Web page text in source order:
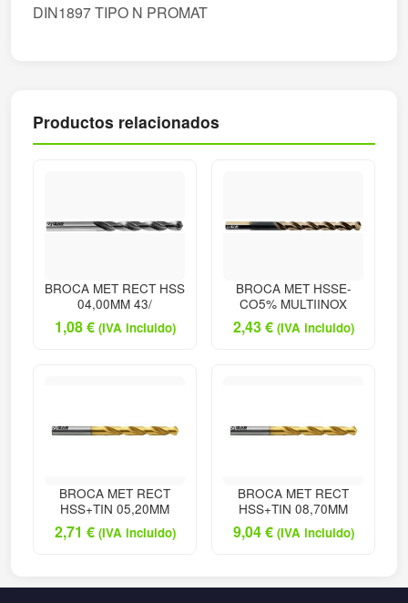
DIN1897 TIPO N PROMAT
Productos relacionados
BROCA MET RECT HSS
04,00MM 43/
1,08€ (IVA incluido)
BROCA MET HSSE-
CO5% MULTIINOX
2,43€ (IVA incluido)
BROCA MET RECT
HSS+TIN 05,20MM
2,71 € (IVA incluido)
BROCA MET RECT
HSS+TIN 08,70MM
9,04€ (IVA incluido)